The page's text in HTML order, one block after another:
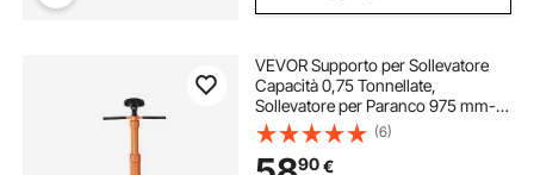
VEVOR Supporto per Sollevatore
Capacità 0,75 Tonnellate,
Sollevatore per Paranco 975 mm-
1915 mm Maniglia Girevole Montata
su Cuscinetto, Supporto per
Paranco Vite Filettata
(6)
90€